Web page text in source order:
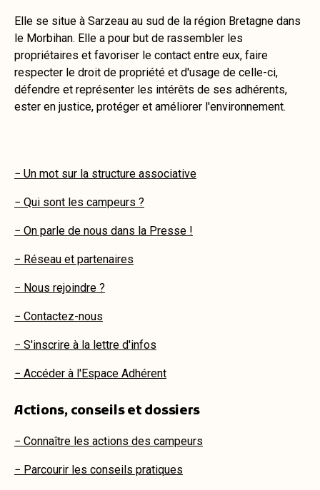
Elle se situe à Sarzeau au sud de la région Bretagne dans
le Morbihan. Elle a pour but de rassembler les
propriétaires et favoriser le contact entre eux, faire
respecter le droit de propriété et d'usage de celle-ci,
défendre et représenter les intérêts de ses adhérents,
ester en justice, protéger et améliorer l'environnement.
− Un mot sur la structure associative
− Qui sont les campeurs ?
− On parle de nous dans la Presse !
− Réseau et partenaires
− Nous rejoindre ?
− Contactez-nous
− S'inscrire à la lettre d'infos
− Accéder à l'Espace Adhérent
Actions, conseils et dossiers
− Connaître les actions des campeurs
− Parcourir les conseils pratiques